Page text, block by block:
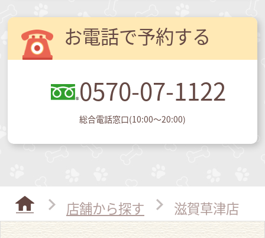
お電話で予約する
0570-07-1122
総合電話窓口(10:00～20:00)
店舗から探す
滋賀草津店